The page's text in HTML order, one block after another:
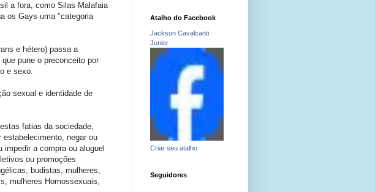
a fora, como Silas Malafaia
os Gays uma "categoria
e hétero) passa a
pune o preconceito por
e sexo.
sexual e identidade de
fatias da sociedade,
estabelecimento, negar ou
a compra ou aluguel
ou promoções
budistas, mulheres,
mulheres Homossexuais,
Atalho do Facebook
Jackson Cavalcanti
Junior
Criar seu atalho
Seguidores